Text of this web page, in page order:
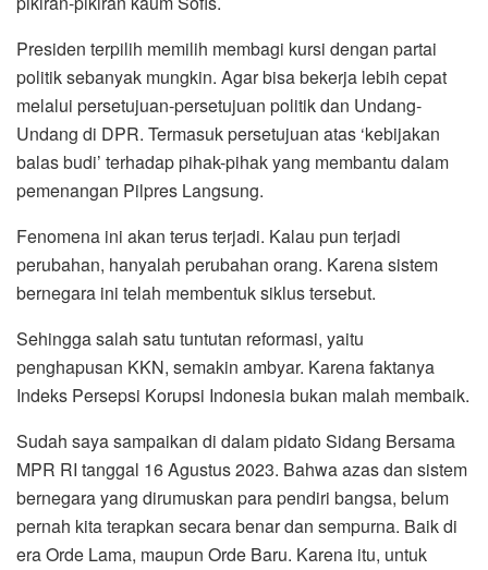
Presiden terpilih memilih membagi kursi dengan partai
politik sebanyak mungkin. Agar bisa bekerja lebih cepat
melalui persetujuan-persetujuan politik dan Undang-
Undang di DPR. Termasuk persetujuan atas ‘kebijakan
balas budi’ terhadap pihak-pihak yang membantu dalam
pemenangan Pilpres Langsung.
Fenomena ini akan terus terjadi. Kalau pun terjadi
perubahan, hanyalah perubahan orang. Karena sistem
bernegara ini telah membentuk siklus tersebut.
Sehingga salah satu tuntutan reformasi, yaitu
penghapusan KKN, semakin ambyar. Karena faktanya
Indeks Persepsi Korupsi Indonesia bukan malah membaik.
Sudah saya sampaikan di dalam pidato Sidang Bersama
MPR RI tanggal 16 Agustus 2023. Bahwa azas dan sistem
bernegara yang dirumuskan para pendiri bangsa, belum
pernah kita terapkan secara benar dan sempurna. Baik di
era Orde Lama, maupun Orde Baru. Karena itu, untuk